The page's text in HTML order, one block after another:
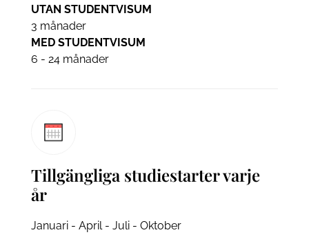
UTAN STUDENTVISUM
3 månader
MED STUDENTVISUM
6 - 24 månader
Tillgängliga studiestarter varje
år
Januari - April - Juli - Oktober